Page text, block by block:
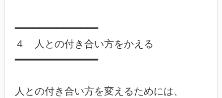
━━━━━━━━━━━━━━
４　人との付き合い方をかえる
━━━━━━━━━━━━━━
人との付き合い方を変えるためには、